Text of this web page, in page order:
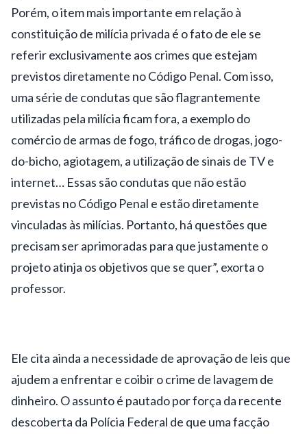
Porém, o item mais importante em relação à
constituição de milícia privada é o fato de ele se
referir exclusivamente aos crimes que estejam
previstos diretamente no Código Penal. Com isso,
uma série de condutas que são flagrantemente
utilizadas pela milícia ficam fora, a exemplo do
comércio de armas de fogo, tráfico de drogas, jogo-
do-bicho, agiotagem, a utilização de sinais de TV e
internet… Essas são condutas que não estão
previstas no Código Penal e estão diretamente
vinculadas às milícias. Portanto, há questões que
precisam ser aprimoradas para que justamente o
projeto atinja os objetivos que se quer”, exorta o
professor.
Ele cita ainda a necessidade de aprovação de leis que
ajudem a enfrentar e coibir o crime de lavagem de
dinheiro. O assunto é pautado por força da recente
descoberta da Polícia Federal de que uma facção